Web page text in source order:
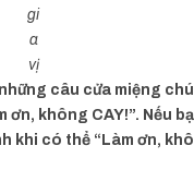
gi
a
vị
câu cửa miệng
ơn, không CAY!”. Nếu
khi có thể “Làm ơn,